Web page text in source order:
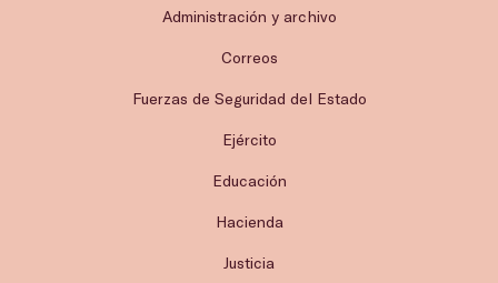
Administración y archivo
Correos
Fuerzas de Seguridad del Estado
Ejército
Educación
Hacienda
Justicia